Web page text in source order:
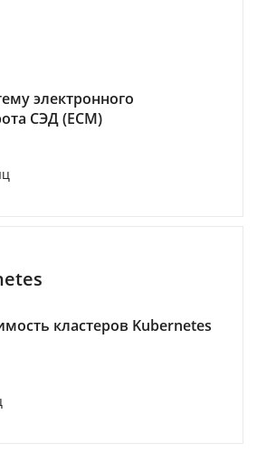
электронного
СЭД (ECM)
кластеров Kubernetes